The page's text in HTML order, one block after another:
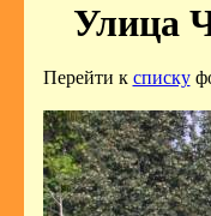
Улица
Перейти к списку